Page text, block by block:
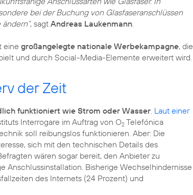
bei der Buchung von Glasfaseranschlüssen
, sagt Andreas Laukenmann
eine großangelegte nationale Werbekampagne, die
und durch Social-Media-Elemente erweitert wird.
der Zeit
funktioniert wie Strom oder Wasser Laut einer
Interrogare im Auftrag von O2 Telefónica
soll reibungslos funktionieren. Aber: Die
sich mit den technischen Details des
wären sogar bereit, den Anbieter zu
Anschlussinstallation. Bisherige Wechselhindernisse
des Internets (24 Prozent) und